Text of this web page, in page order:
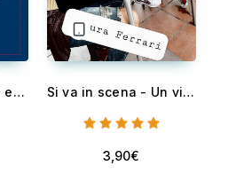
Giustizia predittiva e interpretazione della legge con modelli matematici - Atti del Convegno tenutosi presso l’Istituto dell’Enciclopedia Italiana Treccani Si va in scena - Un viaggio nelle emozioni
3,90€